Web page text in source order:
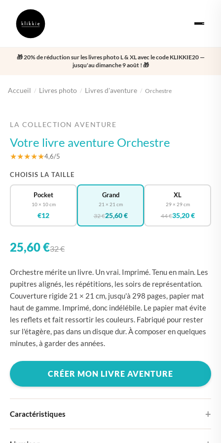
🎁 20% de réduction sur les livres photo L & XL avec le code KLIKKIE20 —
jusqu'au dimanche 9 août ! 🎁
Accueil / Livres photo / Livres d'aventure / Orchestre
LA COLLECTION AVENTURE
Votre livre aventure Orchestre
★★★★★4,6/5
CHOISIS LA TAILLE
Pocket
10 × 10 cm
€12
Grand
21 × 21 cm
32 €25,60 €
XL
29 × 29 cm
44 €35,20 €
25,60 €32 €
Orchestre mérite un livre. Un vrai. Imprimé. Tenu en main. Les
pupitres alignés, les répétitions, les soirs de représentation.
Couverture rigide 21 × 21 cm, jusqu'à 298 pages, papier mat
haut de gamme. Imprimé, donc indélébile. Le papier mat évite
les reflets et fait ressortir les couleurs. Fabriqué pour rester
sur l'étagère, pas dans un disque dur. À composer en quelques
minutes, à garder des années.
CRÉER MON LIVRE AVENTURE
Caractéristiques